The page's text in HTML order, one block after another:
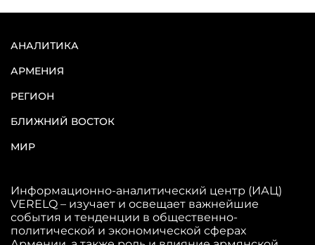
АНАЛИТИКА
АРМЕНИЯ
РЕГИОН
БЛИЖНИЙ ВОСТОК
МИР
Информационно-аналитический центр (ИАЦ)
VERELQ – изучает и освещает важнейшие
события и тенденции в общественно-
политической и экономической сферах